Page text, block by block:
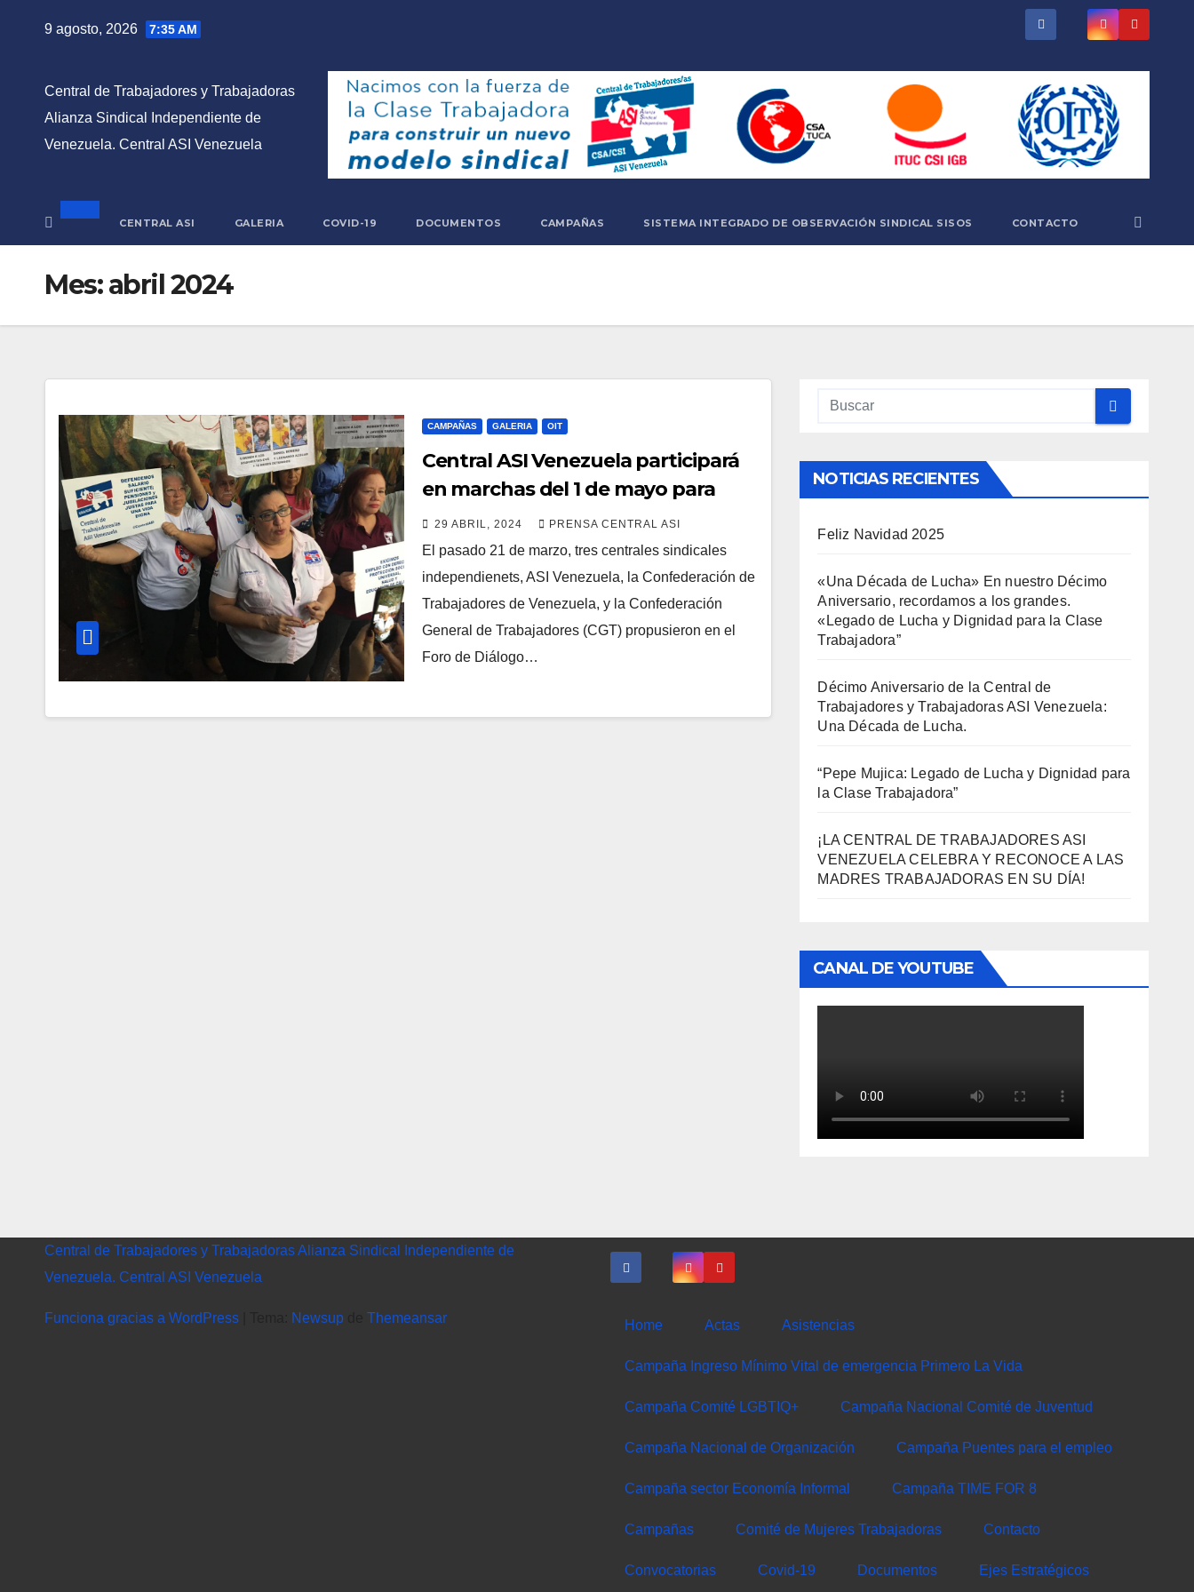
9 agosto, 2026 7:35 AM
Central de Trabajadores y Trabajadoras
Alianza Sindical Independiente de
Venezuela. Central ASI Venezuela
CENTRAL ASI GALERIA COVID-19 DOCUMENTOS CAMPAÑAS SISTEMA INTEGRADO DE OBSERVACIÓN SINDICAL SISOS CONTACTO
Mes:abril 2024
CAMPAÑAS GALERIA OIT
Central ASI Venezuela participará
en marchas del 1 de mayo para
exigir aumento salarial
29 ABRIL, 2024 PRENSA CENTRAL ASI
El pasado 21 de marzo, tres centrales sindicales
independienets, ASI Venezuela, la Confederación de
Trabajadores de Venezuela, y la Confederación
General de Trabajadores (CGT) propusieron en el
Foro de Diálogo…
NOTICIAS RECIENTES
Feliz Navidad 2025
«Una Década de Lucha» En nuestro Décimo
Aniversario, recordamos a los grandes.
«Legado de Lucha y Dignidad para la Clase
Trabajadora”
Décimo Aniversario de la Central de
Trabajadores y Trabajadoras ASI Venezuela:
Una Década de Lucha.
“Pepe Mujica: Legado de Lucha y Dignidad para
la Clase Trabajadora”
¡LA CENTRAL DE TRABAJADORES ASI
VENEZUELA CELEBRA Y RECONOCE A LAS
MADRES TRABAJADORAS EN SU DÍA!
CANAL DE YOUTUBE
Central de Trabajadores y Trabajadoras Alianza Sindical Independiente de
Venezuela. Central ASI Venezuela
Funciona gracias a WordPress Newsup Themeansar Home Actas Asistencias
Campaña Ingreso Mínimo Vital de emergencia Primero La Vida
Campaña Comité LGBTIQ+ Campaña Nacional Comité de Juventud
Campaña Nacional de Organización Campaña Puentes para el empleo
Campaña sector Economía Informal Campaña TIME FOR 8
Campañas Comité de Mujeres Trabajadoras Contacto
Convocatorias Covid-19 Documentos Ejes Estratégicos